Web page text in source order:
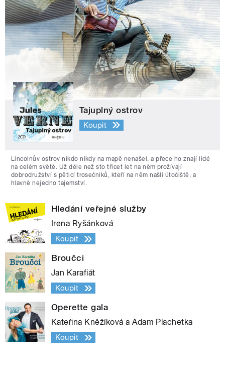
Tajuplný ostrov
Koupit
Lincolnův ostrov nikdo nikdy na mapě nenašel, a přece ho znají lidé
na celém světě. Už déle než sto třicet let na něm prožívají
dobrodružství s pěticí trosečníků, kteří na něm našli útočiště, a
hlavně nejedno tajemství.
Hledání veřejné služby
Irena Ryšánková
Koupit
Broučci
Jan Karafiát
Koupit
Operette gala
Kateřina Kněžíková a Adam Plachetka
Koupit